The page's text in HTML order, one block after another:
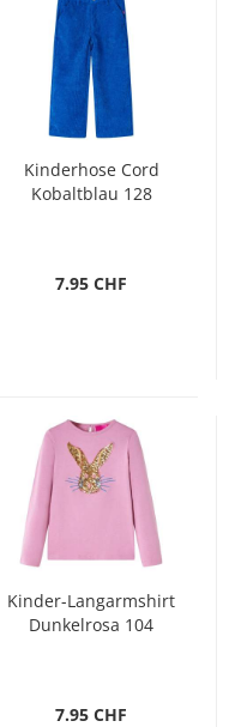
Kinderhose Cord
Kobaltblau 128
7.95 CHF
Kinder-Langarmshirt
Dunkelrosa 104
7.95 CHF